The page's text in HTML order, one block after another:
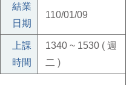
結業
日期
110/01/09
上課
時間
1340 ~ 1530 ( 週
二 )